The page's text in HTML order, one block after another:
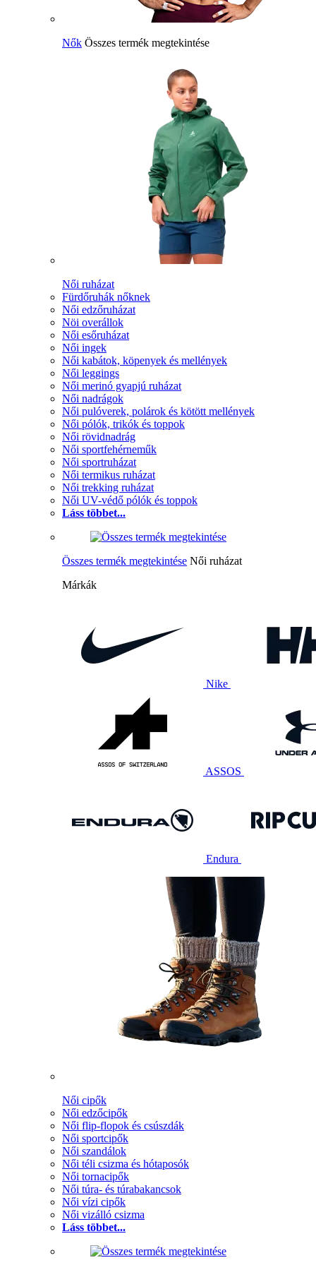
Nők Összes termék megtekintése
Női ruházat
Fürdőruhák nőknek
Női edzőruházat
Nöi overállok
Női esőruházat
Női ingek
Női kabátok, köpenyek és mellények
Női leggings
Női merinó gyapjú ruházat
Női nadrágok
Női pulóverek, polárok és kötött mellények
Női pólók, trikók és toppok
Női rövidnadrág
Női sportfehérneműk
Női sportruházat
Női termikus ruházat
Női trekking ruházat
Női UV-védő pólók és toppok
Láss többet...
Összes termék megtekintése Női ruházat
Márkák
Nike
ASSOS
Endura
Női cipők
Női edzőcipők
Női flip-flopok és csúszdák
Női sportcipők
Női szandálok
Női téli csizma és hótaposók
Női tornacipők
Női túra- és túrabakancsok
Női vízi cipők
Női vizálló csizma
Láss többet...